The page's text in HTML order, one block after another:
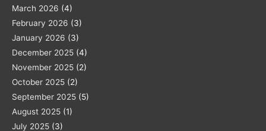
March 2026 (4)
February 2026 (3)
January 2026 (3)
December 2025 (4)
November 2025 (2)
October 2025 (2)
September 2025 (5)
August 2025 (1)
July 2025 (3)